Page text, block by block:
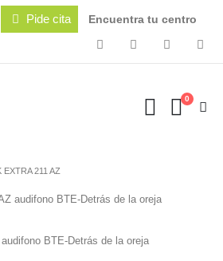
Pide cita Encuentra tu centro
0
211 AZ
BTE-Detrás de la oreja